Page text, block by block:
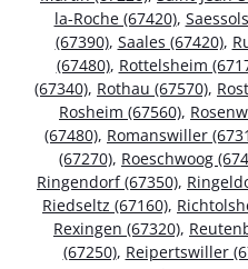
la-Roche (67420),
(67390), Saales (67420),
(67480), Rottelsheim
(67340), Rothau (67570),
Rosheim (67560),
(67480), Romanswiller
(67270), Roeschwoog
Ringendorf (67350),
Riedseltz (67160),
Rexingen (67320),
(67250), Reipertswiller